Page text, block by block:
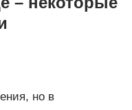
но в